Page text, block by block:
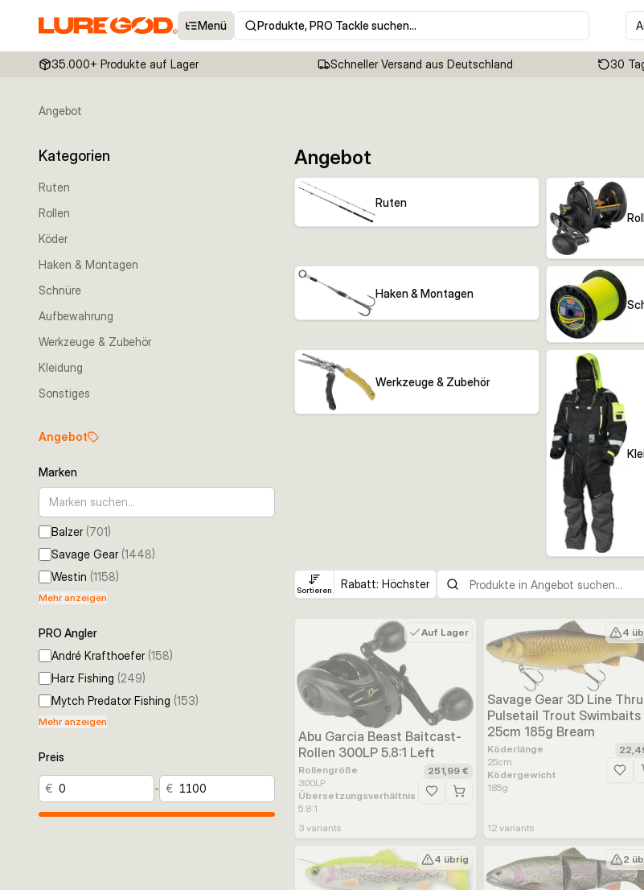
Menü Produkte, PRO Tackle suchen…
35.000+ Produkte auf Lager Schneller Versand aus Deutschland 30
Angebot
Kategorien
Ruten
Rollen
Köder
Haken & Montagen
Schnüre
Aufbewahrung
Werkzeuge & Zubehör
Kleidung
Sonstiges
Angebot
Marken
Balzer (701)
Savage Gear (1448)
Westin (1158)
Mehr anzeigen
PRO Angler
André Krafthoefer (158)
Harz Fishing (249)
Mytch Predator Fishing (153)
Mehr anzeigen
Preis
€ - €
Angebot
Ruten
Haken & Montagen
Werkzeuge & Zubehör
Sortieren Rabatt: Höchster
Auf Lager
Abu Garcia Beast Baitcast-
Rollen 300LP 5.8:1 Left
Rollengröße
300LP
Übersetzungsverhältnis
5.8:1
251,99 €
Zur Wunschliste hinzufügen
3 variants
4
Savage Gear 3D Line Thru
Pulsetail Trout Swimbaits
25cm 185g Bream
Köderlänge
25cm
Ködergewicht
185g
Zur
12variants
4 übrig 2